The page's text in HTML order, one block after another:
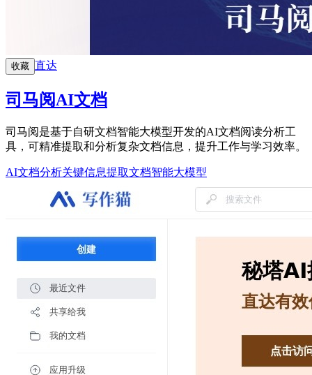
收藏 直达
司马阅AI文档
司马阅是基于自研文档智能大模型开发的AI文档阅读分析工
具，可精准提取和分析复杂文档信息，提升工作与学习效率。
AI文档分析关键信息提取文档智能大模型